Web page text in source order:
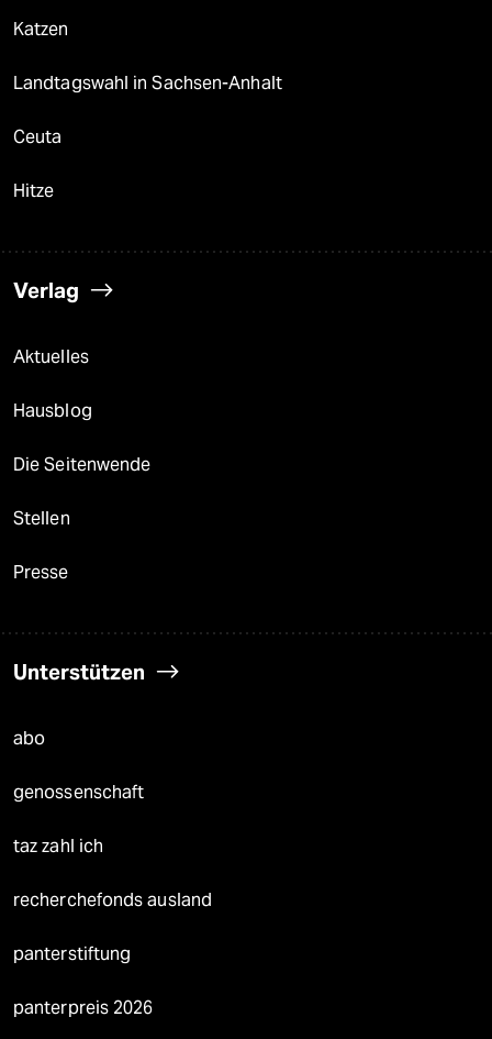
Katzen
Landtagswahl in Sachsen-Anhalt
Ceuta
Hitze
Verlag
Aktuelles
Hausblog
Die Seitenwende
Stellen
Presse
Unterstützen
abo
genossenschaft
taz zahl ich
recherchefonds ausland
panterstiftung
panterpreis 2026